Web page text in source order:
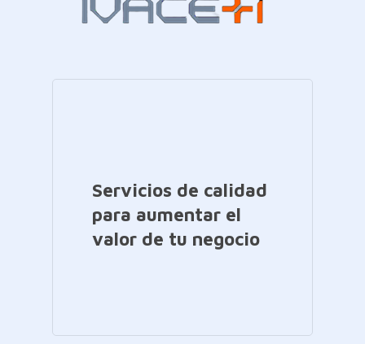
Servicios de calidad
para aumentar el
valor de tu negocio